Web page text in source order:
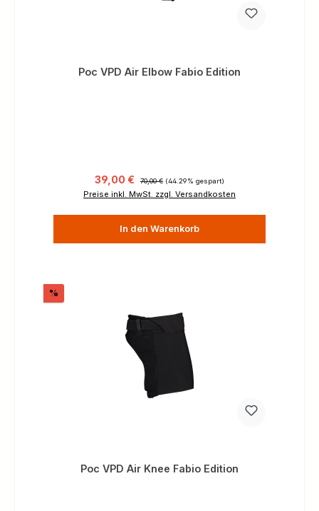
Poc VPD Air Elbow Fabio Edition
Verkaufspreis:
39,00 € 70,00 € (44.29% gespart)
Preise inkl. MwSt. zzgl. Versandkosten
In den Warenkorb
%
Poc VPD Air Knee Fabio Edition